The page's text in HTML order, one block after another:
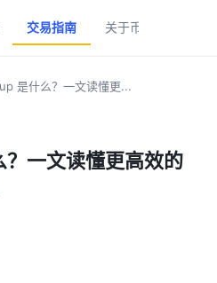
交易指南 关于币安
是什么？一文读懂更...
一文读懂更高效的